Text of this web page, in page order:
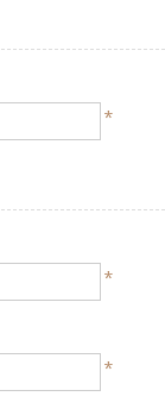
*
*
*